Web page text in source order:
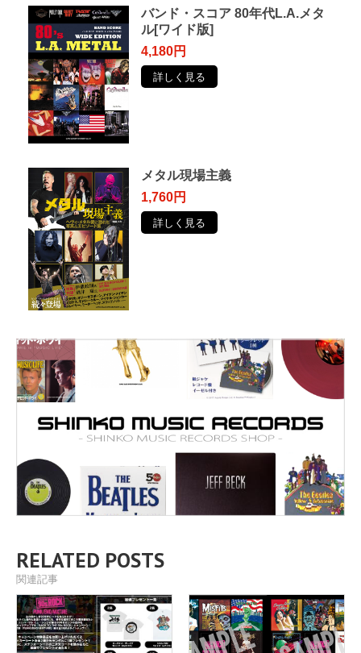
バンド・スコア 80年代L.A.メタ
ル[ワイド版]
4,180円
詳しく見る
メタル現場主義
1,760円
詳しく見る
RELATED POSTS
関連記事